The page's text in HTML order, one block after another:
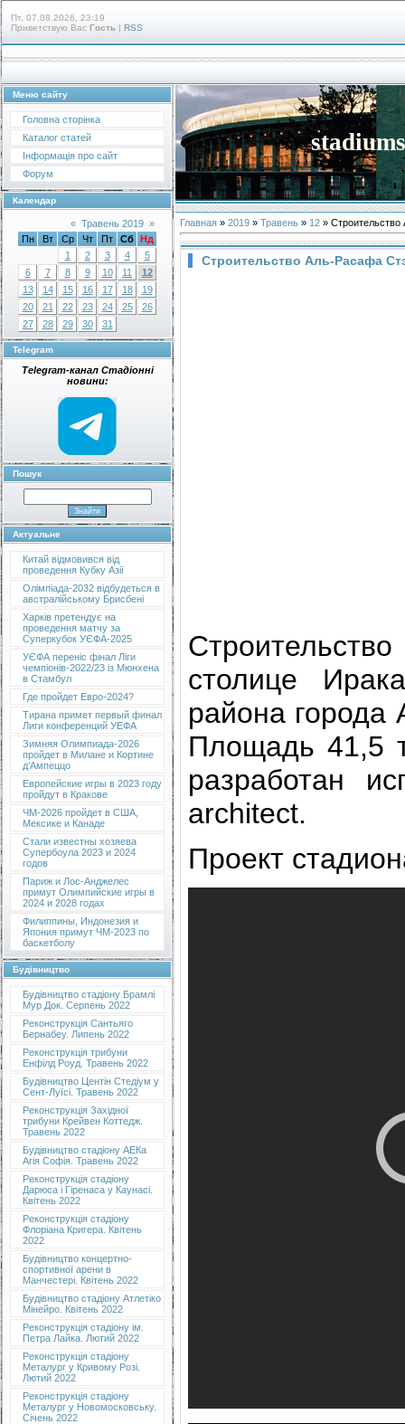
Пт, 07.08.2026, 23:19
Приветствую Вас Гость | RSS
Меню сайту
Головна сторінка
Каталог статей
Інформація про сайт
Форум
Календар
« Травень 2019 »
Пн
Вт Ср Чт Пт Сб Нд
1
2 3 4
5
6
7 8 9 10 11
12
13
14 15 16 17 18
19
20
21 22 23 24 25
26
27
28 29 30 31
Telegram
Telegram-канал Стадіонні
новини:
Пошук
Актуальне
Китай відмовився від
проведення Кубку Азії
Олімпіада-2032 відбудеться в
австралійському Брисбені
Харків претендує на
проведення матчу за
Суперкубок УЄФА-2025
УЄФА переніс фінал Ліги
чемпіонів-2022/23 із Мюнхена
в Стамбул
Где пройдет Евро-2024?
Тирана примет первый финал
Лиги конференций УЕФА
Зимняя Олимпиада-2026
пройдет в Милане и Кортине
д’Ампеццо
Европейские игры в 2023 году
пройдут в Кракове
ЧМ-2026 пройдет в США,
Мексике и Канаде
Стали известны хозяева
Супербоула 2023 и 2024
годов
Париж и Лос-Анджелес
примут Олимпийские игры в
2024 и 2028 годах
Филиппины, Индонезия и
Япония примут ЧМ-2023 по
баскетболу
Будівництво
Будівництво стадіону Брамлі
Мур Док. Серпень 2022
Реконструкція Сантьяго
Бернабеу. Липень 2022
Реконструкція трибуни
Енфілд Роуд. Травень 2022
Будівництво Центін Стедіум у
Сент-Луїсі. Травень 2022
Реконструкція Західної
трибуни Крейвен Коттедж.
Травень 2022
Будівництво стадіону АЕКа
Агія Софія. Травень 2022
Реконструкція стадіону
Дарюса і Гіренаса у Каунасі.
Квітень 2022
Реконструкція стадіону
Флоріана Кригера. Квітень
2022
Будівництво концертно-
спортивної арени в
Манчестері. Квітень 2022
Будівництво стадіону Атлетіко
Мінейро. Квітень 2022
Реконструкція стадіону ім.
Петра Лайка. Лютий 2022
Реконструкція стадіону
Металург у Кривому Розі.
Лютий 2022
Реконструкція стадіону
Металург у Новомосковську.
Січень 2022
Главная » 2019 » Травень » 12 »
Строительство Аль-Расафа
столице
района города
Площадь 41,5
разработан
architect.
Проект